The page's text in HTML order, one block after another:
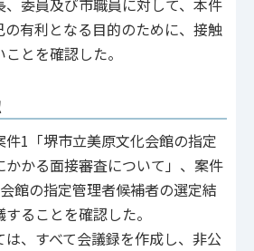
有利となる目的のために、接触
とを確認した。
1「堺市立美原文化会館の指定
かる面接審査について」、案件
館の指定管理者候補者の選定結
ることを確認した。
、すべて会議録を作成し、非公